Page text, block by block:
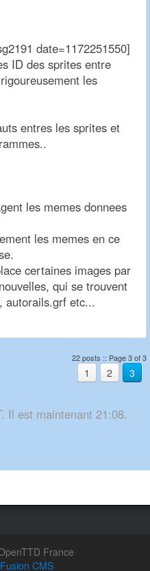
date=1172251550]
ID des sprites entre
les
entres les sprites et
les memes donnees
les memes en ce
certaines images par
qui se trouvent
autorails.grf etc...
22 posts :: Page 3 of 3
1 2 3
Il est maintenant 21:08.
France
CMS